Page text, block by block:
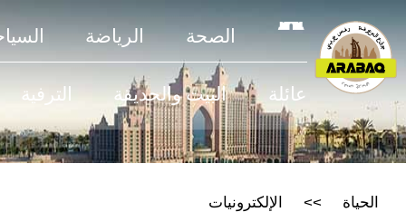
الصحة الرياضة
عائلة البيت والحديقة الترفية
الحياة الإلكترونيات